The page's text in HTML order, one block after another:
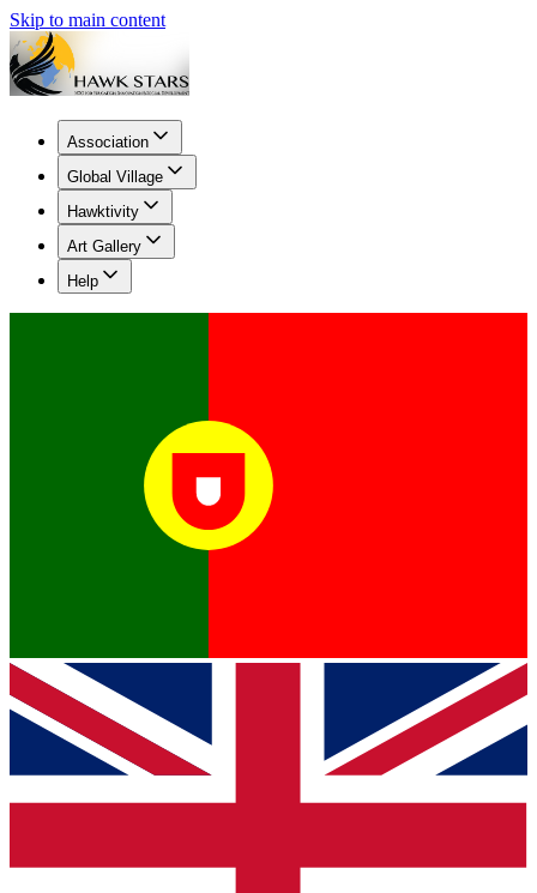
Skip to main content
Association
Global Village
Hawktivity
Art Gallery
Help